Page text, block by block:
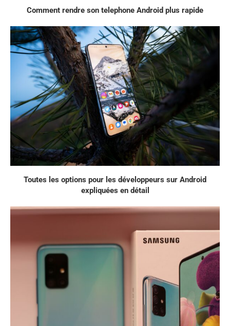
Comment rendre son telephone Android plus rapide
Toutes les options pour les développeurs sur Android
expliquées en détail